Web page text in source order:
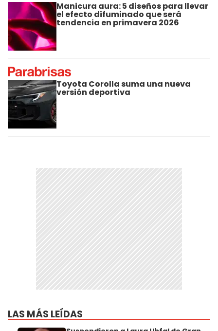
Manicura aura: 5 diseños para llevar
el efecto difuminado que será
tendencia en primavera 2026
Toyota Corolla suma una nueva
versión deportiva
LAS MÁS LEÍDAS